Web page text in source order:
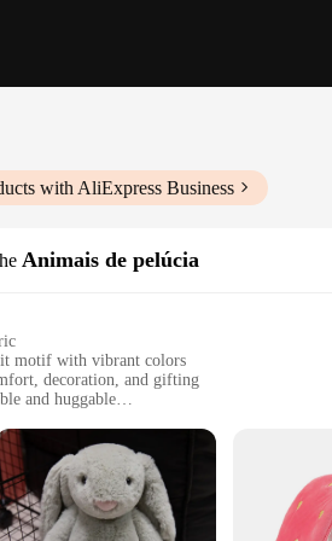
with AliExpress Business
Animais de pelúcia
motif with vibrant colors
decoration, and gifting
and huggable
of our rabbit plush, crafted from premium
Its endearing design and style, with its